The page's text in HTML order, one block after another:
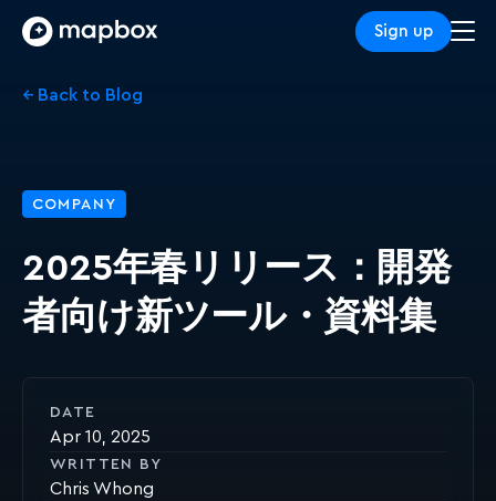
Sign up
← Back to Blog
COMPANY
2025年春リリース：開発
者向け新ツール・資料集
DATE
Apr 10, 2025
WRITTEN BY
Chris Whong